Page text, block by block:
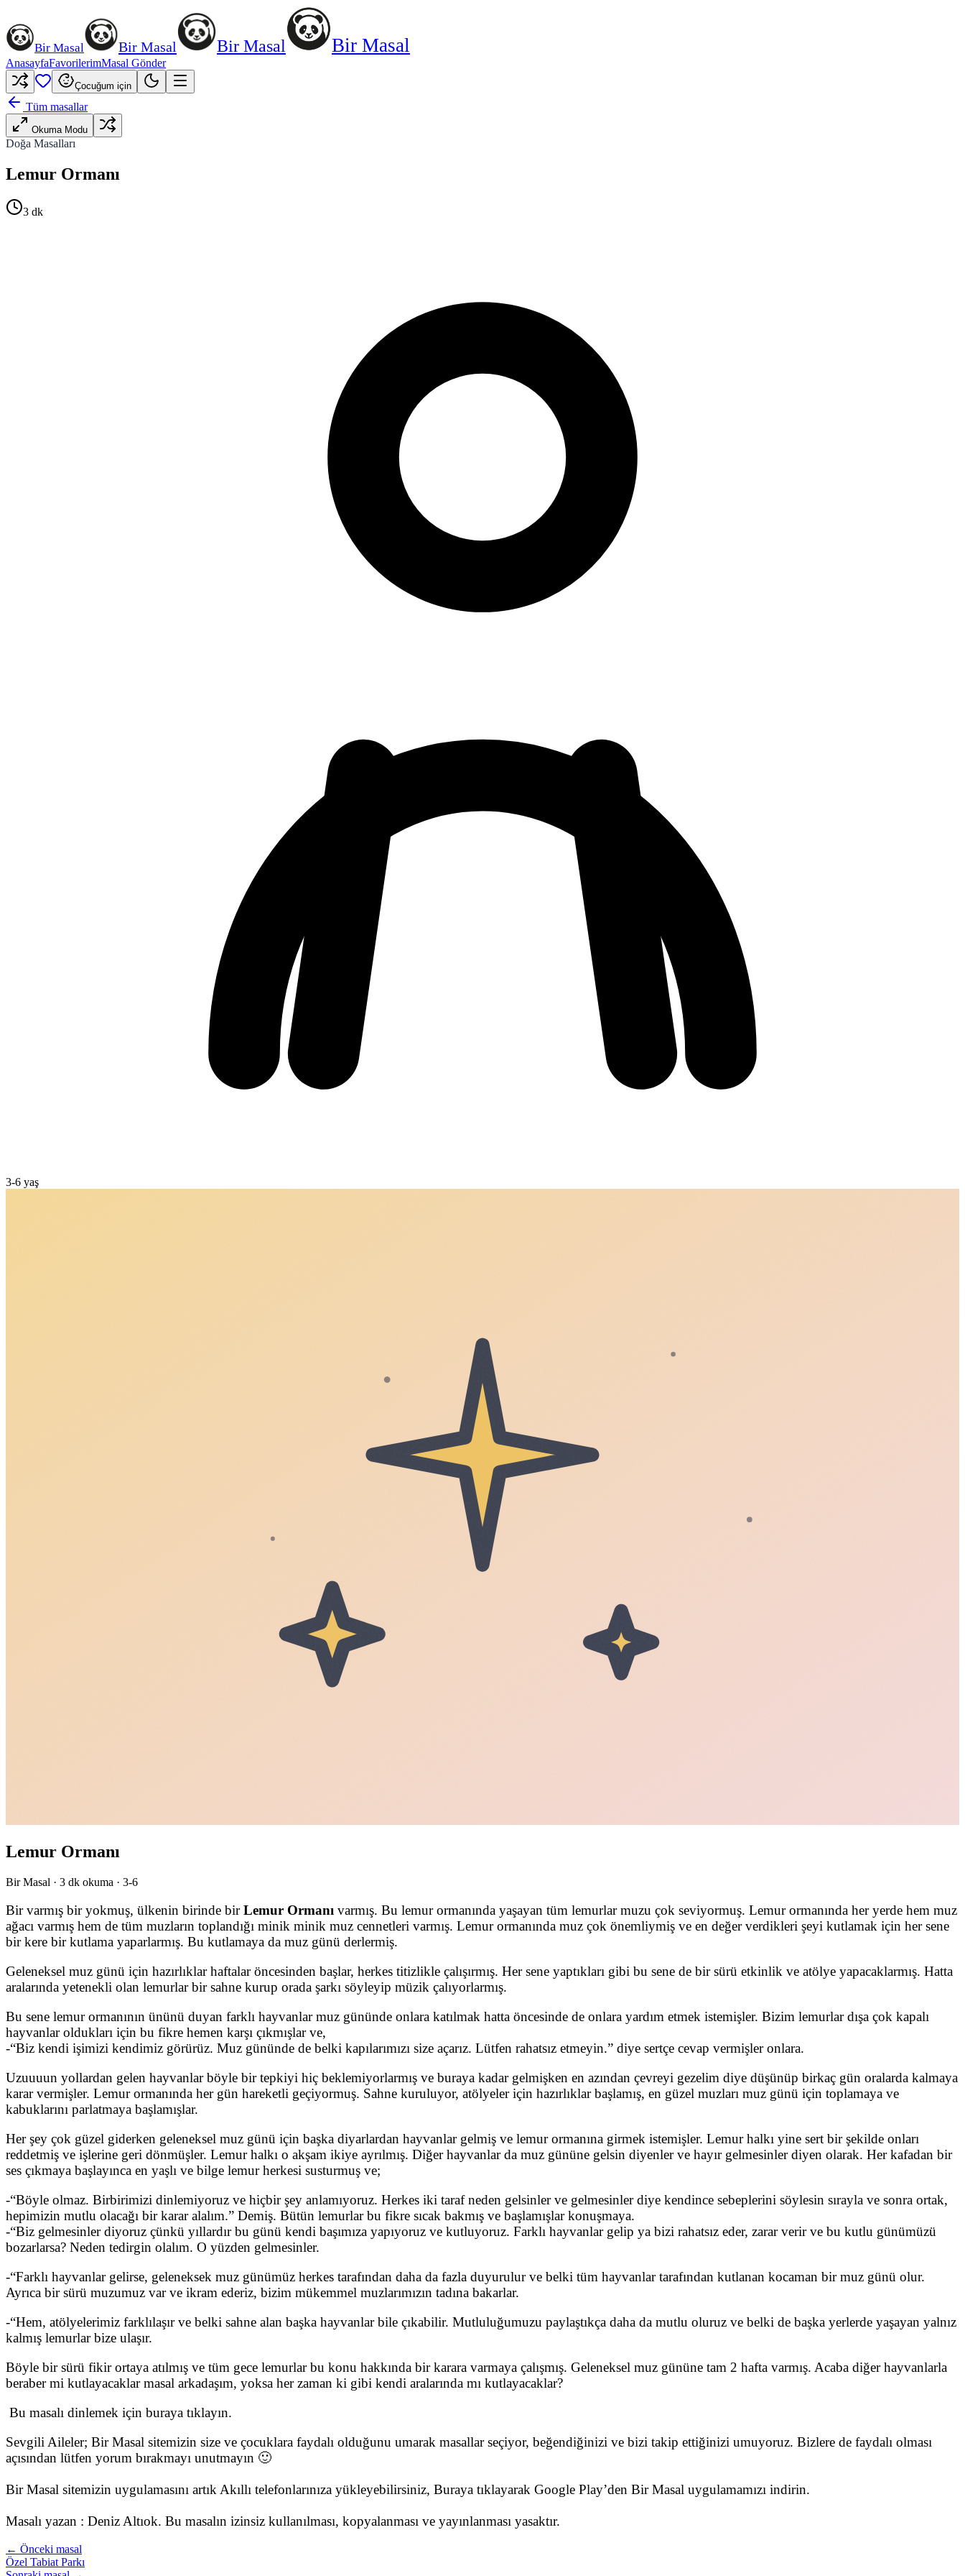
Bir Masal Bir Masal Bir Masal Bir Masal
AnasayfaFavorilerimMasal Gönder
Çocuğum için
Tüm masallar
Okuma Modu
Doğa Masalları
Lemur Ormanı
3 dk
3-6 yaş
Lemur Ormanı
Bir Masal · 3 dk okuma · 3-6
Bir varmış bir yokmuş, ülkenin birinde birLemur Ormanı varmış. Bu lemur ormanında yaşayan tüm lemurlar muzu çok seviyormuş. Lemur ormanında her yerde hem muz
ağacı varmış hem de tüm muzların toplandığı minik minik muz cennetleri varmış. Lemur ormanında muz çok önemliymiş ve en değer verdikleri şeyi kutlamak için her sene
bir kere bir kutlama yaparlarmış. Bu kutlamaya da muz günü derlermiş.
Geleneksel muz günü için hazırlıklar haftalar öncesinden başlar, herkes titizlikle çalışırmış. Her sene yaptıkları gibi bu sene de bir sürü etkinlik ve atölye yapacaklarmış. Hatta
aralarında yetenekli olan lemurlar bir sahne kurup orada şarkı söyleyip müzik çalıyorlarmış.
Bu sene lemur ormanının ününü duyan farklı hayvanlar muz gününde onlara katılmak hatta öncesinde de onlara yardım etmek istemişler. Bizim lemurlar dışa çok kapalı
hayvanlar oldukları için bu fikre hemen karşı çıkmışlar ve,
-“Biz kendi işimizi kendimiz görürüz. Muz gününde de belki kapılarımızı size açarız. Lütfen rahatsız etmeyin.” diye sertçe cevap vermişler onlara.
Uzuuuun yollardan gelen hayvanlar böyle bir tepkiyi hiç beklemiyorlarmış ve buraya kadar gelmişken en azından çevreyi gezelim diye düşünüp birkaç gün oralarda kalmaya
karar vermişler. Lemur ormanında her gün hareketli geçiyormuş. Sahne kuruluyor, atölyeler için hazırlıklar başlamış, en güzel muzları muz günü için toplamaya ve
kabuklarını parlatmaya başlamışlar.
Her şey çok güzel giderken geleneksel muz günü için başka diyarlardan hayvanlar gelmiş ve lemur ormanına girmek istemişler. Lemur halkı yine sert bir şekilde onları
reddetmiş ve işlerine geri dönmüşler. Lemur halkı o akşam ikiye ayrılmış. Diğer hayvanlar da muz gününe gelsin diyenler ve hayır gelmesinler diyen olarak. Her kafadan bir
ses çıkmaya başlayınca en yaşlı ve bilge lemur herkesi susturmuş ve;
-“Böyle olmaz. Birbirimizi dinlemiyoruz ve hiçbir şey anlamıyoruz. Herkes iki taraf neden gelsinler ve gelmesinler diye kendince sebeplerini söylesin sırayla ve sonra ortak,
hepimizin mutlu olacağı bir karar alalım.” Demiş. Bütün lemurlar bu fikre sıcak bakmış ve başlamışlar konuşmaya.
-“Biz gelmesinler diyoruz çünkü yıllardır bu günü kendi başımıza yapıyoruz ve kutluyoruz. Farklı hayvanlar gelip ya bizi rahatsız eder, zarar verir ve bu kutlu günümüzü
bozarlarsa? Neden tedirgin olalım. O yüzden gelmesinler.
-“Farklı hayvanlar gelirse, geleneksek muz günümüz herkes tarafından daha da fazla duyurulur ve belki tüm hayvanlar tarafından kutlanan kocaman bir muz günü olur.
Ayrıca bir sürü muzumuz var ve ikram ederiz, bizim mükemmel muzlarımızın tadına bakarlar.
-“Hem, atölyelerimiz farklılaşır ve belki sahne alan başka hayvanlar bile çıkabilir. Mutluluğumuzu paylaştıkça daha da mutlu oluruz ve belki de başka yerlerde yaşayan yalnız
kalmış lemurlar bize ulaşır.
Böyle bir sürü fikir ortaya atılmış ve tüm gece lemurlar bu konu hakkında bir karara varmaya çalışmış. Geleneksel muz gününe tam 2 hafta varmış. Acaba diğer hayvanlarla
beraber mi kutlayacaklar masal arkadaşım, yoksa her zaman ki gibi kendi aralarında mı kutlayacaklar?
Bu masalı dinlemek için buraya tıklayın.
Sevgili Aileler; Bir Masal sitemizin size ve çocuklara faydalı olduğunu umarak masallar seçiyor, beğendiğinizi ve bizi takip ettiğinizi umuyoruz. Bizlere de faydalı olması
açısından lütfen yorum bırakmayı unutmayın 🙂
Bir Masal sitemizin uygulamasını artık Akıllı telefonlarınıza yükleyebilirsiniz, Buraya tıklayarak Google Play’den Bir Masal uygulamamızı indirin.
Masalı yazan : Deniz Altıok. Bu masalın izinsiz kullanılması, kopyalanması ve yayınlanması yasaktır.
← Önceki masal
Özel Tabiat Parkı